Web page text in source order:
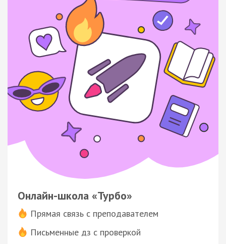
Онлайн-школа «Турбо»
Прямая связь с преподавателем
Письменные дз с проверкой